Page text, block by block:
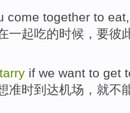
come together to eat
一起吃的时候 ，要彼
tarry if we want to get
准时到达机场 ， 就不